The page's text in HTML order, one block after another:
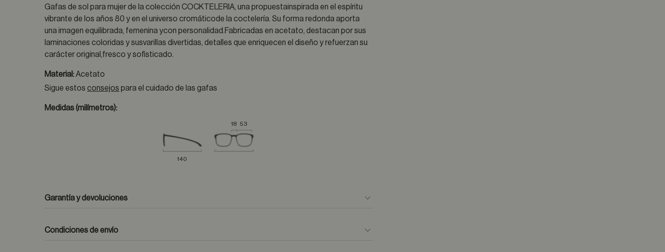
Gafas de sol para mujer de la colección COCKTELERIA, una propuestainspirada en el espíritu
vibrante de los años 80 y en el universo cromáticode la coctelería. Su forma redonda aporta
una imagen equilibrada, femenina ycon personalidad.Fabricadas en acetato, destacan por sus
laminaciones coloridas y susvarillas divertidas, detalles que enriquecen el diseño y refuerzan su
carácter original,fresco y sofisticado.
Material:Acetato
Sigue estosconsejos para el cuidado de las gafas
Medidas (milímetros):
18 53
140
Garantía y devoluciones
Condiciones de envío